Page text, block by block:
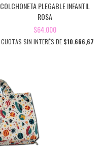
COLCHONETA PLEGABLE INFANTIL
ROSA
$64.000
CUOTAS SIN INTERÉS DE $10.666,67